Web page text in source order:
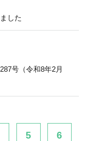
した
号（令和8年2月
5 6